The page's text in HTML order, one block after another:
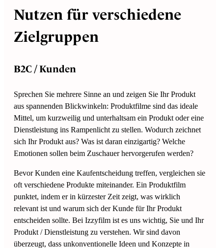
Nutzen für verschiedene
Zielgruppen
B2C / Kunden
Sprechen Sie mehrere Sinne an und zeigen Sie Ihr Produkt
aus spannenden Blickwinkeln: Produktfilme sind das ideale
Mittel, um kurzweilig und unterhaltsam ein Produkt oder eine
Dienstleistung ins Rampenlicht zu stellen. Wodurch zeichnet
sich Ihr Produkt aus? Was ist daran einzigartig? Welche
Emotionen sollen beim Zuschauer hervorgerufen werden?
Bevor Kunden eine Kaufentscheidung treffen, vergleichen sie
oft verschiedene Produkte miteinander. Ein Produktfilm
punktet, indem er in kürzester Zeit zeigt, was wirklich
relevant ist und warum sich der Kunde für Ihr Produkt
entscheiden sollte. Bei Izzyfilm ist es uns wichtig, Sie und Ihr
Produkt / Dienstleistung zu verstehen. Wir sind davon
überzeugt, dass unkonventionelle Ideen und Konzepte in